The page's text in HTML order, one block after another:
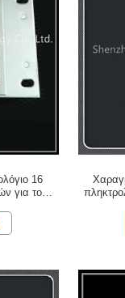
16
για τον